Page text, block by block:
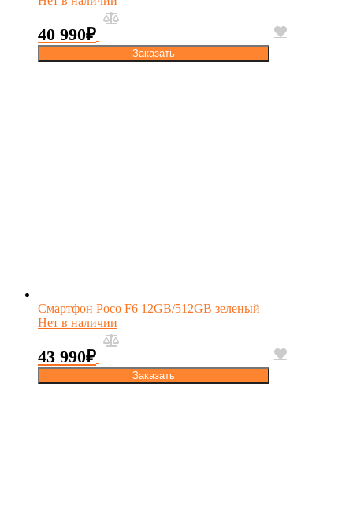
40 990₽
Заказать
Смартфон Poco F6 12GB/512GB зеленый
Нет в наличии
43 990₽
Заказать